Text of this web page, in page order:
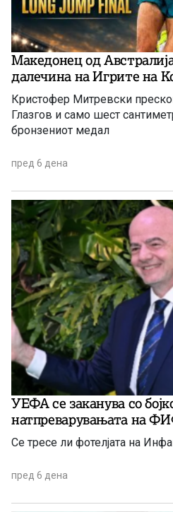
Македонец од
далечина на Игрите на
Кристофер Митревски
Глазгов и само шест
бронзениот медал
пред 6 дена
УЕФА се заканува со
натпреварувањата на
Се тресе ли фотелјата на
пред 6 дена